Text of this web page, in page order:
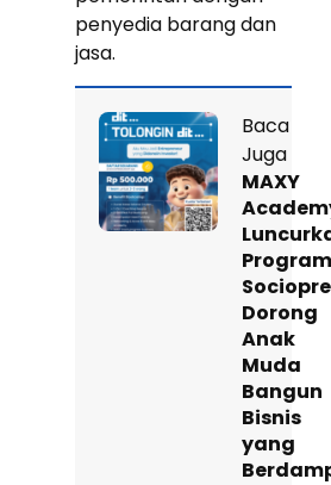
penyedia barang dan
jasa.
Baca
Juga
MAXY
Program
Dorong
Anak
Muda
Bangun
Bisnis
yang